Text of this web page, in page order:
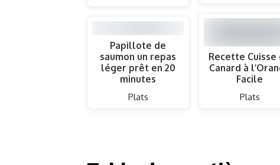
Papillote de
saumon un repas
léger prêt en 20
minutes
Plats
Recette Cuisse
Canard à
Facile
Plats